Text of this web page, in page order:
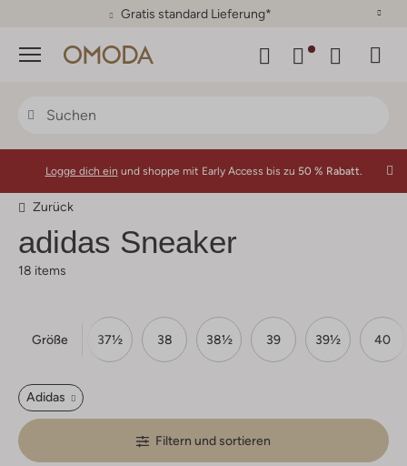
30 Tage Rückgaberecht
Menü
Logge dich ein und shoppe mit Early Access bis zu 50 % Rabatt.
Zurück
adidas Sneaker
18 items
Größe
37 37½ 38 38½ 39 39½ 40
Adidas
Filtern und sortieren